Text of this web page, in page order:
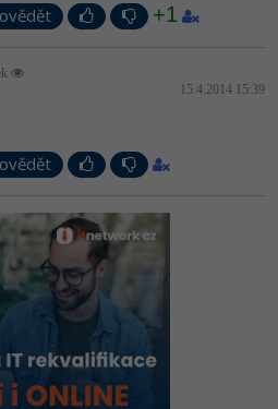
+1
15.4.2014 15:39